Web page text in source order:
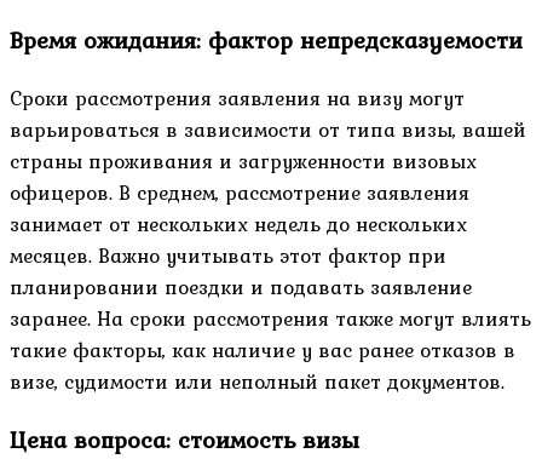
Время ожидания: фактор непредсказуемости
Сроки рассмотрения заявления на визу могут
варьироваться в зависимости от типа визы, вашей
страны проживания и загруженности визовых
офицеров. В среднем, рассмотрение заявления
занимает от нескольких недель до нескольких
месяцев. Важно учитывать этот фактор при
планировании поездки и подавать заявление
заранее. На сроки рассмотрения также могут влиять
такие факторы, как наличие у вас ранее отказов в
визе, судимости или неполный пакет документов.
Цена вопроса: стоимость визы